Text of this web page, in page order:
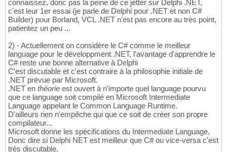
connaissez, donc pas la peine de ce jetter sur Delphi .NET,
c'est leur 1er essai (je parle de Delphi pour .NET et non C#
Builder) pour Borland, VCL .NET n'est pas encore au très point,
patientez un peu ...
2) - Actuellement on considère le C# comme le meilleur
language pour le développment .NET, l'avantage d'apprendre le
C# reste une bonne alternative à Delphi
C'est discutable et c'est contraire à la philosophie initiale de
.NET prévue par Microsoft.
.NET en théorie est ouvert à n'importe quel language pourvu
que ce language soit compilé en Microsoft Intermediate
Language appelant le Common Language Runtime.
D'ailleurs rien n'empêche qui que ce soit de créer son propre
compilateur...
Microsoft donne les spécifications du Intermediate Language.
Donc dire si Delphi NET est meilleur que C# ou vice-versa c'est
très discutable.